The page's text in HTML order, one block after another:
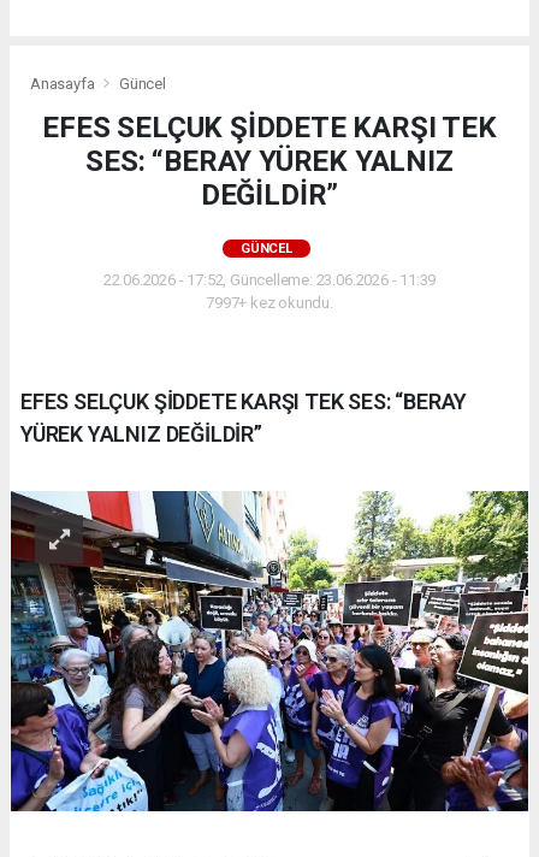
Anasayfa Güncel
EFES SELÇUK ŞİDDETE KARŞI TEK
SES: “BERAY YÜREK YALNIZ
DEĞİLDİR”
GÜNCEL
22.06.2026 - 17:52, Güncelleme: 23.06.2026 - 11:39
7997+ kez okundu.
EFES SELÇUK ŞİDDETE KARŞI TEK SES: “BERAY
YÜREK YALNIZ DEĞİLDİR”